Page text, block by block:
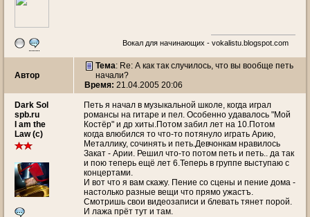
Вокал для начинающих - vokalistu.blogspot.com
Автор
Тема: Re: А как так случилось, что вы вообще петь
начали?
Время: 21.04.2005 20:06
Dark Sol
spb.ru
I am the
Law (c)
Петь я начал в музыкальной школе, когда играл
романсы на гитаре и пел. Особенно удавалось "Мой
Костёр" и др хиты.Потом забил лет на 10.Потом
когда влюбился то что-то потянуло играть Арию,
Металлику, сочинять и петь.Девчонкам нравилось
Закат - Арии. Решил что-то потом петь и петь.. да так
и пою теперь ещё лет 6.Теперь в группе выступаю с
концертами.
И вот что я вам скажу. Пение со сцены и пение дома -
настолько разные вещи что прямо ужастъ.
Смотришь свои видеозаписи и блевать тянет порой.
И лажа прёт тут и там.